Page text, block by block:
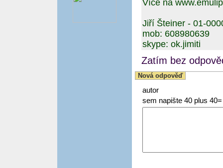
Více na
Jiří Šteiner - 01-
mob: 608980639
skype: ok.jimiti
Zatím bez
Nová odpověď
autor
sem napište 40 plus 40=